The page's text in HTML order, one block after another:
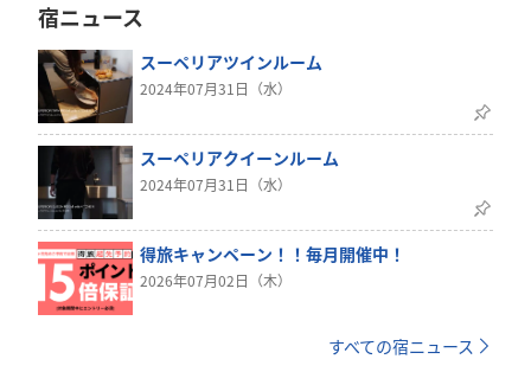
宿ニュース
スーペリアツインルーム
2024年07月31日（水）
スーペリアクイーンルーム
2024年07月31日（水）
得旅キャンペーン！！毎月開催中！
2026年07月02日（木）
すべての宿ニュース